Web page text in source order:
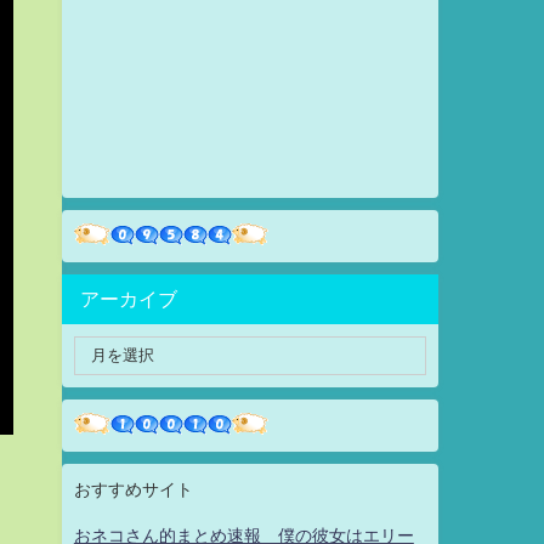
アーカイブ
おすすめサイト
おネコさん的まとめ速報 僕の彼女はエリー